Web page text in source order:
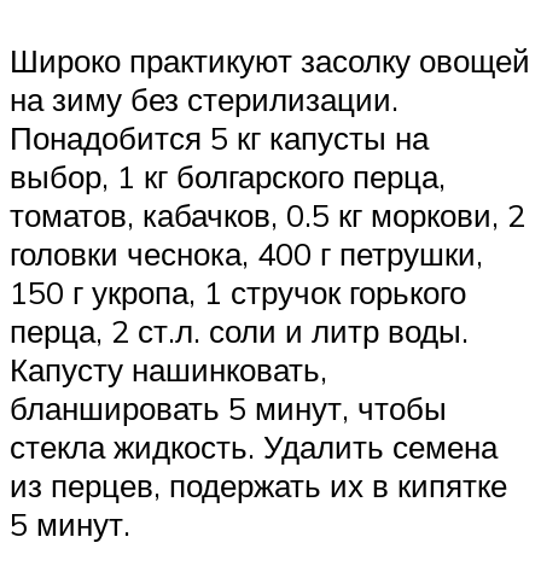
Широко практикуют засолку овощей
на зиму без стерилизации.
Понадобится 5 кг капусты на
выбор, 1 кг болгарского перца,
томатов, кабачков, 0.5 кг моркови, 2
головки чеснока, 400 г петрушки,
150 г укропа, 1 стручок горького
перца, 2 ст.л. соли и литр воды.
Капусту нашинковать,
бланшировать 5 минут, чтобы
стекла жидкость. Удалить семена
из перцев, подержать их в кипятке
5 минут.